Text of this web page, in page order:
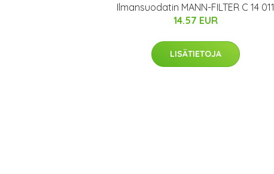
Ilmansuodatin MANN-FILTER C 14 011
14.57 EUR
LISÄTIETOJA